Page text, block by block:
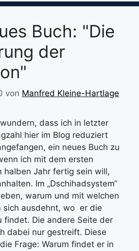
Buch: "Die
der
von Manfred Kleine-Hartlage
dass ich in letzter
hier im Blog reduziert
ein neues Buch zu
ich mit dem ersten
halben Jahr fertig sein will,
Im „Dschihadsystem“
warum und mit welchen
sich ausdehnt, wo er die
findet. Die andere Seite der
dabei nur gestreift. Diese
Frage: Warum findet er in